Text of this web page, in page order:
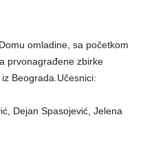
omladine, sa početkom
prvonagrađene zbirke
Beograda.Učesnici:
Dejan Spasojević, Jelena